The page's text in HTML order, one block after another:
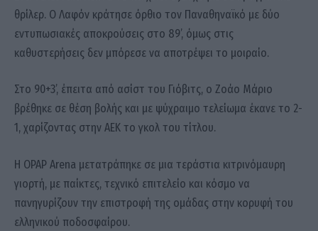
θρίλερ. Ο Λαφόν κράτησε όρθιο τον Παναθηναϊκό με δύο
εντυπωσιακές αποκρούσεις στο 89’, όμως στις
καθυστερήσεις δεν μπόρεσε να αποτρέψει το μοιραίο.
Στο 90+3’, έπειτα από ασίστ του Γιόβιτς, ο Ζοάο Μάριο
βρέθηκε σε θέση βολής και με ψύχραιμο τελείωμα έκανε το 2-
1, χαρίζοντας στην ΑΕΚ το γκολ του τίτλου.
Η OPAP Arena μετατράπηκε σε μια τεράστια κιτρινόμαυρη
γιορτή, με παίκτες, τεχνικό επιτελείο και κόσμο να
πανηγυρίζουν την επιστροφή της ομάδας στην κορυφή του
ελληνικού ποδοσφαίρου.